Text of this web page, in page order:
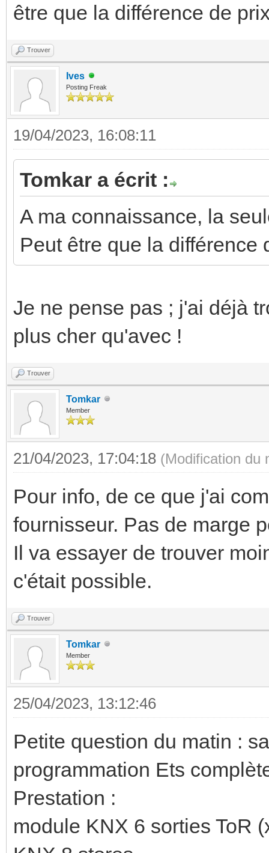
être que la différence de
Trouver
Ives
Posting Freak
19/04/2023, 16:08:11
Tomkar a écrit :
A ma connaissance, la
Peut être que la différence
Je ne pense pas ; j'ai déjà
plus cher qu'avec !
Trouver
Tomkar
Member
21/04/2023, 17:04:18 (Modification du
Pour info, de ce que j'ai
fournisseur. Pas de marge
Il va essayer de trouver
c'était possible.
Trouver
Tomkar
Member
25/04/2023, 13:12:46
Petite question du matin :
programmation Ets
Prestation :
module KNX 6 sorties ToR